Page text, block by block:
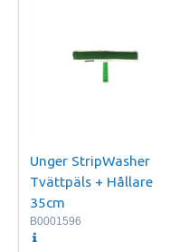
Unger StripWasher
Tvättpäls + Hållare
35cm
B0001596